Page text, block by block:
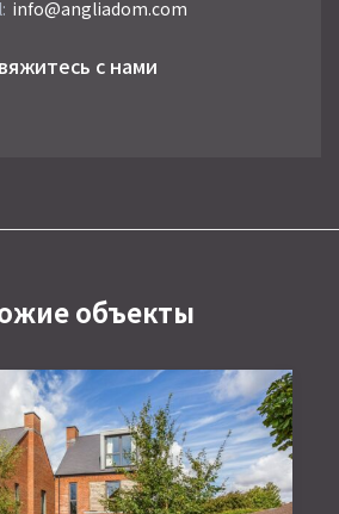
info@angliadom.com
с нами
объекты